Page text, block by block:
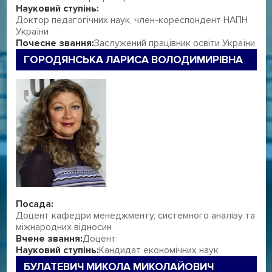
Науковий ступінь:
Доктор педагогічних наук, член-кореспондент НАПН
України
Почесне звання:Заслужений працівник освіти України
ГОРОДЯНСЬКА ЛАРИСА ВОЛОДИМИРІВНА
Посада:
Доцент кафедри менеджменту, системного аналізу та
міжнародних відносин
Вчене звання:Доцент
Науковий ступінь:Кандидат економічних наук
БУЛАТЕВИЧ МИКОЛА МИКОЛАЙОВИЧ